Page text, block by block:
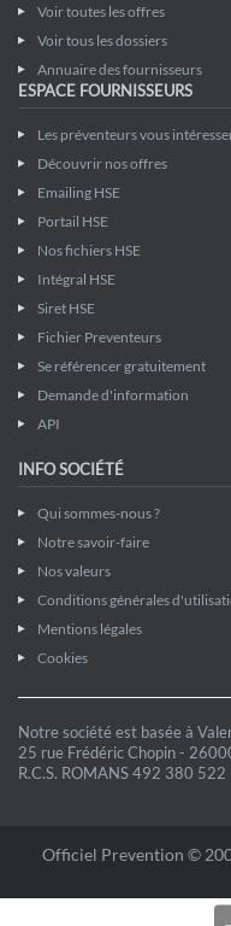
Voir toutes les offres
Voir tous les dossiers
Annuaire des fournisseurs
ESPACE FOURNISSEURS
Les préventeurs vous
Découvrir nos offres
Emailing HSE
Portail HSE
Nos fichiers HSE
Intégral HSE
Siret HSE
Fichier Preventeurs
Se référencer gratuitement
Demande d'information
API
INFO SOCIÉTÉ
Qui sommes-nous ?
Notre savoir-faire
Nos valeurs
Conditions générales
Mentions légales
Cookies
Notre société est basée à
25 rue Frédéric Chopin -
R.C.S. ROMANS 492 380 522
Officiel Prevention ©